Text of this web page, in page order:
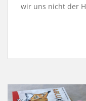
wir uns nicht der